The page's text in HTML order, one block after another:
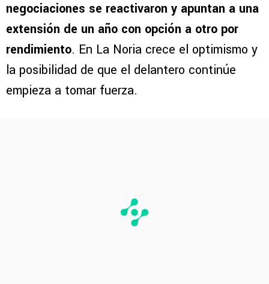
negociaciones se reactivaron y apuntan a una
extensión de un año con opción a otro por
rendimiento. En La Noria crece el optimismo y
la posibilidad de que el delantero continúe
empieza a tomar fuerza.